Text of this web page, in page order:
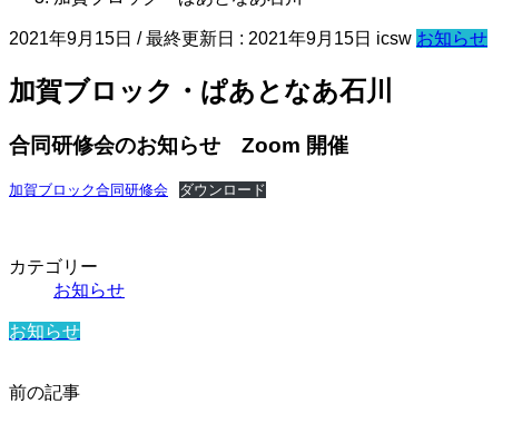
2021年9月15日 / 最終更新日 : 2021年9月15日 icsw お知らせ
加賀ブロック・ぱあとなあ石川
合同研修会のお知らせ Zoom 開催
加賀ブロック合同研修会 ダウンロード
カテゴリー
お知らせ
お知らせ
前の記事